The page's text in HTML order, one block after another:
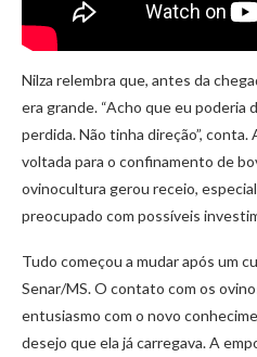
Nilza relembra que, antes da
era grande. “Acho que eu poderia
perdida. Não tinha direção”,
voltada para o confinamento de
ovinocultura gerou receio,
preocupado com possíveis
Tudo começou a mudar após um
Senar/MS. O contato com os
entusiasmo com o novo
desejo que ela já carregava. A